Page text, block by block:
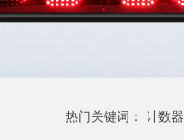
热门关键词： 计数器